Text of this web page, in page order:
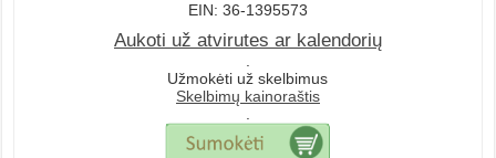
EIN: 36-1395573
Aukoti už atvirutes ar kalendorių
Užmokėti už skelbimus
Skelbimų kainoraštis